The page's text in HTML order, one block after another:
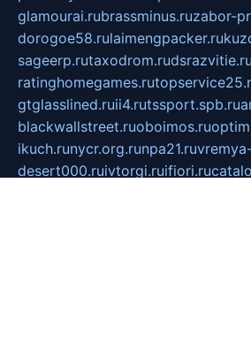
glamourai.rubrassminus.ruzabor-
dorogoe58.rulaimengpacker.ru
sageerp.rutaxodrom.rudsrazvitie.ru
ratinghomegames.ru
gtglasslined.ruii4.rutssport.spb.ru
blackwallstreet.ruoboimos.ru
ikuch.runycr.org.runpa21.ru
desert000.ruivtorgi.ruifiori.ru